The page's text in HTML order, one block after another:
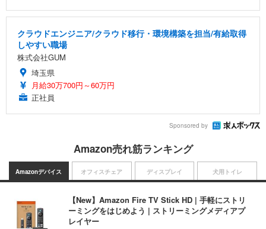
クラウドエンジニア/クラウド移行・環境構築を担当/有給取得
しやすい職場
株式会社GUM
埼玉県
月給30万700円～60万円
正社員
Sponsored by
Amazon売れ筋ランキング
Amazonデバイス
【New】Amazon Fire TV Stick HD | 手軽にストリ
ーミングをはじめよう | ストリーミングメディアプ
レイヤー
オフィスチェア ディスプレイ 犬用トイレ